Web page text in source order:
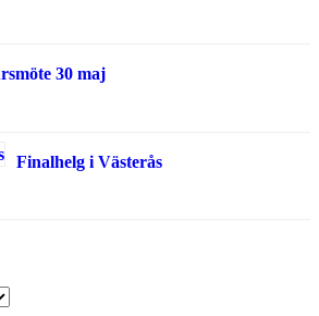
30 maj
Finalhelg i Västerås